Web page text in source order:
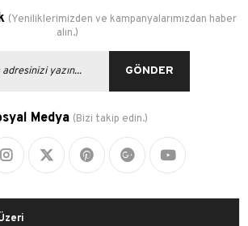
(Yeniliklerimizden ve kampanyalarımızdan haber
alın.)
GÖNDER
Medya (Bizi takip edin.)